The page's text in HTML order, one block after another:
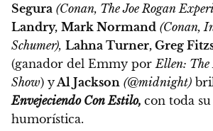
Segura (Conan, The Joe Rogan
Landry, Mark Normand (Conan,
Schumer), Lahna Turner, Greg
(ganador del Emmy por Ellen: The
Show) y Al Jackson (@midnight)
Envejeciendo Con Estilo, con toda
humorística.